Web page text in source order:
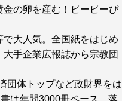
の卵を産む！ピーピーぴ
大人気。全国紙をはじめ
手企業広報誌から宗教団
団体トップなど政財界をは
は年間3000冊ペース。落